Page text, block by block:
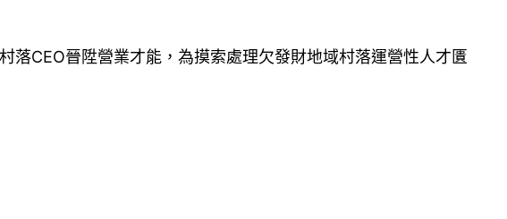
落CEO晉陞營業才能，為摸索處理欠發財地域村落運營性人才匱